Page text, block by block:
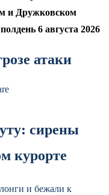
и Дружковском
6 августа 2026
атаки
сирены
курорте
и бежали к